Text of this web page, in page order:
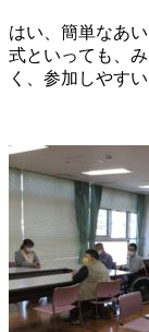
はい、簡単なあ
式といっても、
く、参加しやす